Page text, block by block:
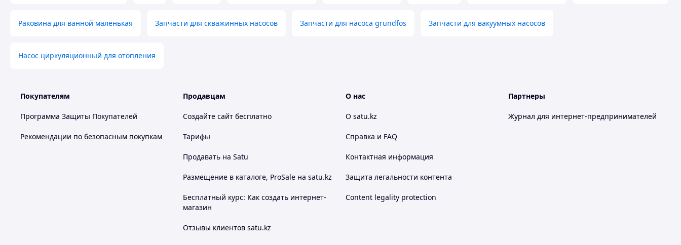
Раковина для ванной маленькая Запчасти для скважинных насосов Запчасти для насоса grundfos Запчасти для вакуумных насосов
Насос циркуляционный для отопления
Покупателям
Программа Защиты Покупателей
Рекомендации по безопасным покупкам
Продавцам
Создайте сайт бесплатно
Тарифы
Продавать на Satu
Размещение в каталоге, ProSale на satu.kz
Бесплатный курс: Как создать интернет-
магазин
Отзывы клиентов satu.kz
О нас
О satu.kz
Справка и FAQ
Контактная информация
Защита легальности контента
Content legality protection
Партнеры
Журнал для интернет-предпринимателей